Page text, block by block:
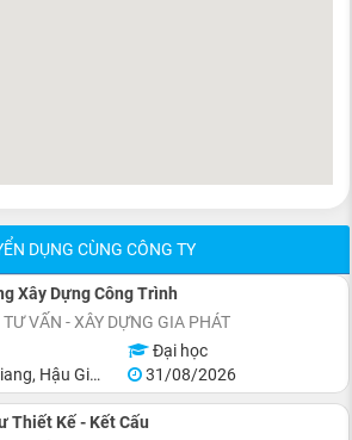
DỤNG CÙNG CÔNG TY
Xây Dựng Công Trình
VẤN - XÂY DỰNG GIA PHÁT
Đại học
Hậu Giang
31/08/2026
Thiết Kế - Kết Cấu